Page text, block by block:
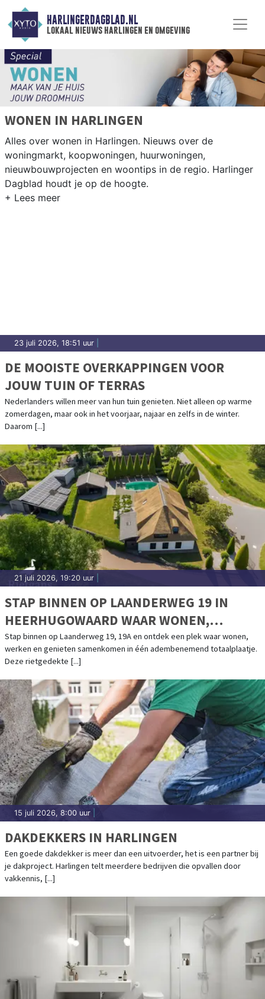
HARLINGERDAGBLAD.NL
lokaal nieuws harlingen en omgeving
WONEN IN HARLINGEN
Alles over wonen in Harlingen. Nieuws over de
woningmarkt, koopwoningen, huurwoningen,
nieuwbouwprojecten en woontips in de regio. Harlinger
Dagblad houdt je op de hoogte.
23 juli 2026, 18:51 uur
DE MOOISTE OVERKAPPINGEN VOOR
JOUW TUIN OF TERRAS
Nederlanders willen meer van hun tuin genieten. Niet alleen op warme
zomerdagen, maar ook in het voorjaar, najaar en zelfs in de winter.
Daarom [...]
21 juli 2026, 19:20 uur
STAP BINNEN OP LAANDERWEG 19 IN
HEERHUGOWAARD WAAR WONEN,
WERKEN EN GENIETEN SAMENKOMEN
Stap binnen op Laanderweg 19, 19A en ontdek een plek waar wonen,
werken en genieten samenkomen in één adembenemend totaalplaatje.
Deze rietgedekte [...]
15 juli 2026, 8:00 uur
DAKDEKKERS IN HARLINGEN
Een goede dakdekker is meer dan een uitvoerder, het is een partner bij
je dakproject. Harlingen telt meerdere bedrijven die opvallen door
vakkennis, [...]